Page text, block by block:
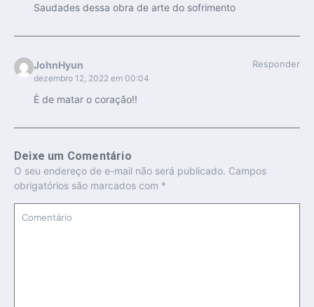
Saudades dessa obra de arte do sofrimento
JohnHyun
dezembro 12, 2022 em 00:04
Responder
È de matar o coração!!
Deixe um Comentário
O seu endereço de e-mail não será publicado. Campos
obrigatórios são marcados com *